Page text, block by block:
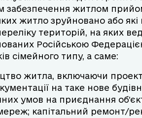
забезпечення житлом
житло зруйновано або які
територій, на яких
Російською
сімейного типу, а саме:
житла, включаючи
на таке нове
умов на приєднання
капітальний ремонт/